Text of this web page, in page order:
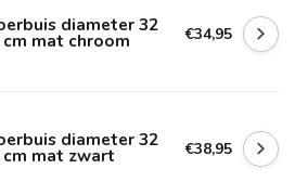
diameter 32
cm mat chroom €34,95
diameter 32
cm mat zwart €38,95